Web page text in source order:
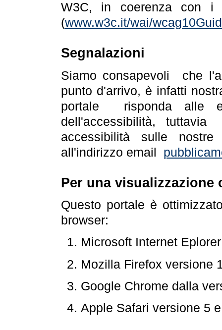
W3C, in coerenza con i
(www.w3c.it/wai/
Segnalazioni
Siamo consapevoli che
punto d'arrivo, è infatti
portale risponda alle
dell'accessibilità,
accessibilità sulle
all'indirizzo email
Per una visualizzazione
Questo portale è
browser:
Microsoft Internet
Mozilla Firefox versione
Google Chrome dalla
Apple Safari versione 5